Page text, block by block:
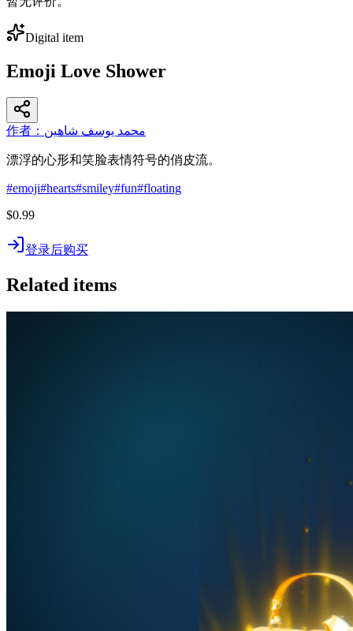
Digital item
Emoji Love Shower
作者：محمد يوسف شاهين
漂浮的心形和笑脸表情符号的俏皮流。
#emoji#hearts#smiley#fun#floating
$0.99
登录后购买
Related items